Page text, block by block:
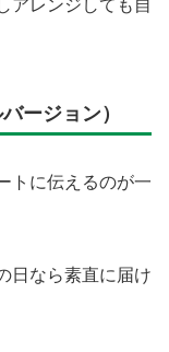
アレンジしても自
ージョン）
トに伝えるのが一
日なら素直に届け